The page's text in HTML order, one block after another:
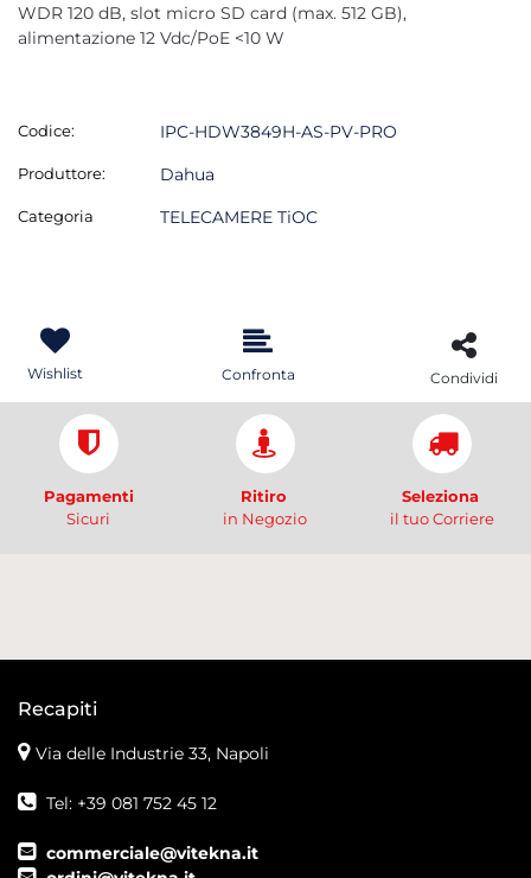
WDR 120 dB, slot micro SD card (max. 512 GB),
alimentazione 12 Vdc/PoE <10 W
Codice: IPC-HDW3849H-AS-PV-PRO
Produttore: Dahua
Categoria TELECAMERE TiOC
Wishlist Confronta Condividi
Pagamenti
Sicuri
Ritiro
in Negozio
Seleziona
il tuo Corriere
Recapiti
Via delle Industrie 33, Napoli
Tel: +39 081 752 45 12
commerciale@vitekna.it